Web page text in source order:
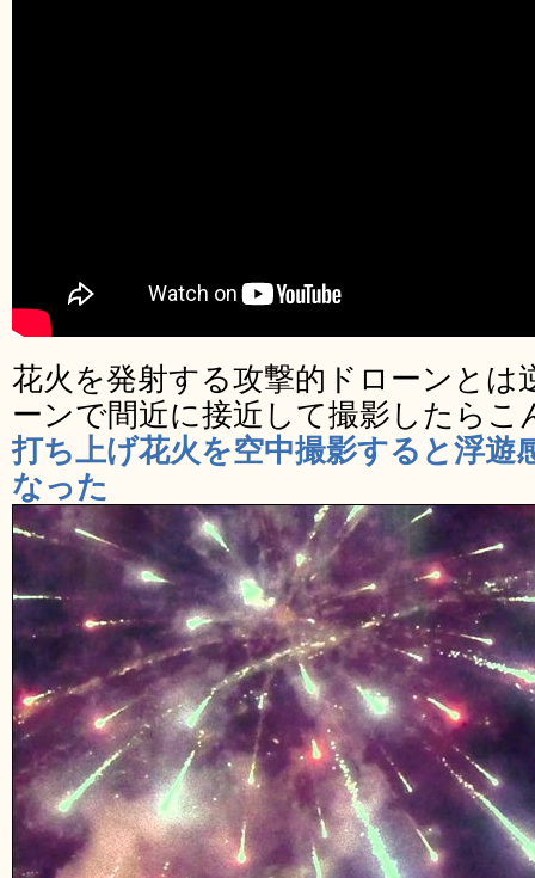
花火を発射する攻撃的ドローンとは
ーンで間近に接近して撮影したら
打ち上げ花火を空中撮影すると浮遊
なった